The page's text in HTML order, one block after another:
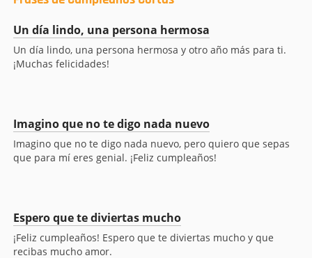
Un día lindo, una persona hermosa
Un día lindo, una persona hermosa y otro año más para ti.
¡Muchas felicidades!
Imagino que no te digo nada nuevo
Imagino que no te digo nada nuevo, pero quiero que sepas
que para mí eres genial. ¡Feliz cumpleaños!
Espero que te diviertas mucho
¡Feliz cumpleaños! Espero que te diviertas mucho y que
recibas mucho amor.